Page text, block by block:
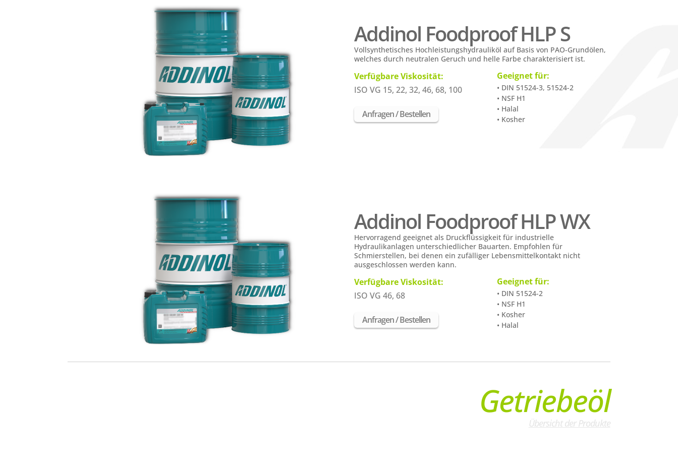
Addinol Foodproof HLP S
Vollsynthetisches Hochleistungshydrauliköl auf Basis von PAO-Grundölen,
welches durch neutralen Geruch und helle Farbe charakterisiert ist.
Verfügbare Viskosität:
ISO VG 15, 22, 32, 46, 68, 100
Anfragen / Bestellen
Geeignet für:
• DIN 51524-3, 51524-2
• NSF H1
• Halal
• Kosher
Addinol Foodproof HLP WX
Hervorragend geeignet als Druckflüssigkeit für industrielle
Hydraulikanlagen unterschiedlicher Bauarten. Empfohlen für
Schmierstellen, bei denen ein zufälliger Lebensmittelkontakt nicht
ausgeschlossen werden kann.
Verfügbare Viskosität:
ISO VG 46, 68
Anfragen / Bestellen
Geeignet für:
• DIN 51524-2
• NSF H1
• Kosher
• Halal
Getriebeöl
Übersicht der Produkte